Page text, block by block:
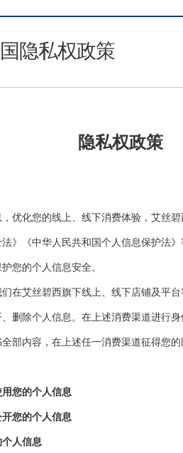
隐私权政策
隐私权政策
优化您的线上、线下消费体验，艾丝
》《中华人民共和国个人信息保护法
您的个人信息安全。
在艾丝碧西旗下线上、线下店铺及平
删除个人信息。在上述消费渠道进行
部内容，在上述任一消费渠道征得您
您的个人信息
您的个人信息
人信息